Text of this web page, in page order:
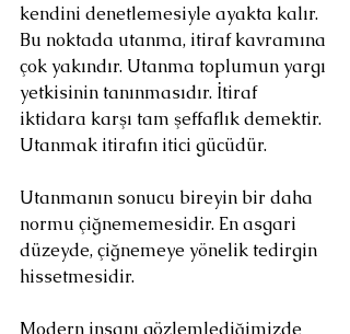
kendini denetlemesiyle ayakta kalır.
Bu noktada utanma, itiraf kavramına
çok yakındır. Utanma toplumun yargı
yetkisinin tanınmasıdır. İtiraf
iktidara karşı tam şeffaflık demektir.
Utanmak itirafın itici gücüdür.
Utanmanın sonucu bireyin bir daha
normu çiğnememesidir. En asgari
düzeyde, çiğnemeye yönelik tedirgin
hissetmesidir.
Modern insanı gözlemlediğimizde